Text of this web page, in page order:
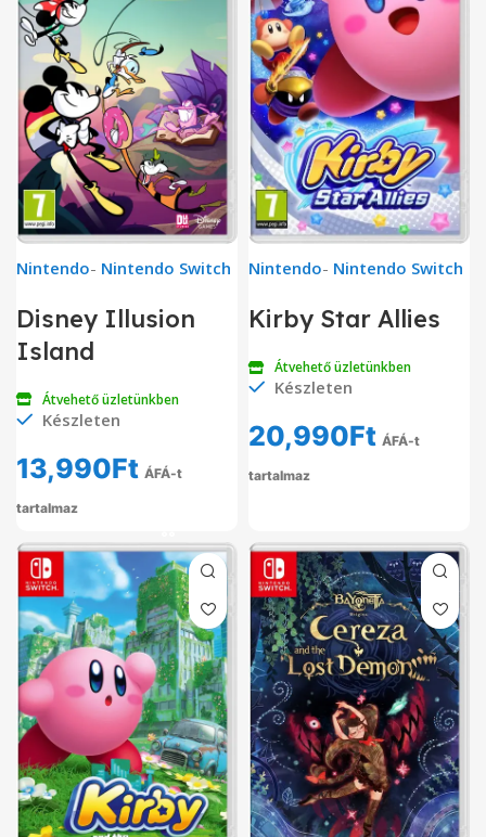
Nintendo- Nintendo Switch
Disney Illusion
Island
Átvehető üzletünkben
Készleten
13,990Ft ÁFÁ-t
tartalmaz
Nintendo- Nintendo Switch
Kirby Star Allies
Átvehető üzletünkben
Készleten
20,990Ft ÁFÁ-t
tartalmaz